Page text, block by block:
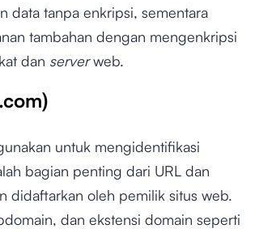
data tanpa enkripsi, sementara
tambahan dengan mengenkripsi
dan serverweb.
untuk mengidentifikasi
bagian penting dari URL dan
didaftarkan oleh pemilik situs web.
dan ekstensi domain seperti